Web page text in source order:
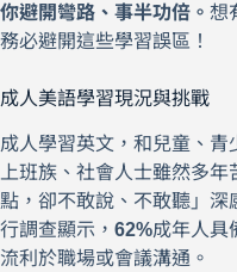
你避開彎路、事半功倍。 想
務必避開這些學習誤區！
成人美語學習現況與挑戰
成人學習英文，和兒童、
上班族、社會人士雖然多
點，卻不敢說、不敢聽」
行調查顯示， 62%成年人具
流利於職場或會議溝通。